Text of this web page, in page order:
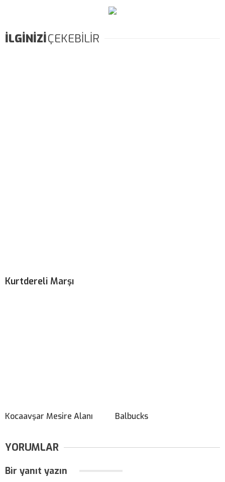
İLGİNİZİÇEKEBİLİR
Kurtdereli Marşı
Kocaavşar Mesire Alanı Balbucks
YORUMLAR
Bir yanıt yazın